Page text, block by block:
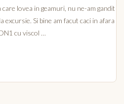
lovea in geamuri, nu ne-am gandit
Si bine am facut caci in afara
cu viscol …